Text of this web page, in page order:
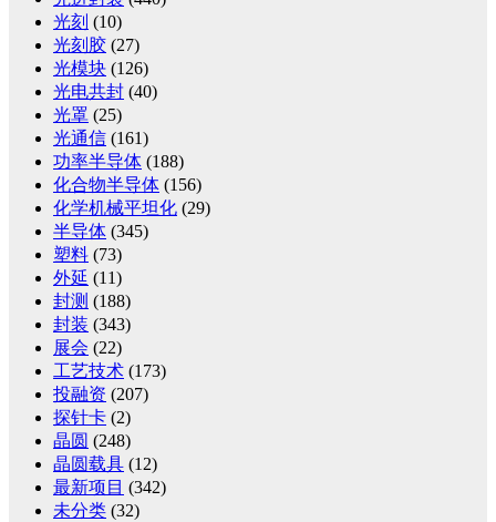
光刻 (10)
光刻胶 (27)
光模块 (126)
光电共封 (40)
光罩 (25)
光通信 (161)
功率半导体 (188)
化合物半导体 (156)
化学机械平坦化 (29)
半导体 (345)
塑料 (73)
外延 (11)
封测 (188)
封装 (343)
展会 (22)
工艺技术 (173)
投融资 (207)
探针卡 (2)
晶圆 (248)
晶圆载具 (12)
最新项目 (342)
未分类 (32)